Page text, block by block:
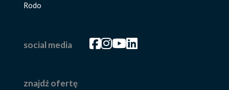
Rodo
social media Facebook
Facebook
Facebook
Facebook
znajdź ofertę